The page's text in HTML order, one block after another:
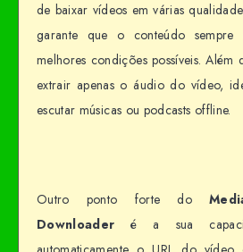
de baixar vídeos em várias
garante que o conteúdo sempre
melhores condições possíveis. Além
extrair apenas o áudio do vídeo,
escutar músicas ou podcasts offline.
Outro ponto forte do
Downloader é a sua